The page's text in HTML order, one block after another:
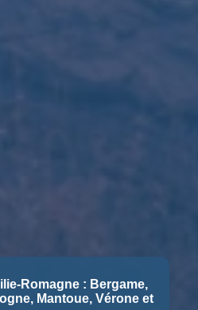
Romagne : Bergame,
Mantoue, Vérone et